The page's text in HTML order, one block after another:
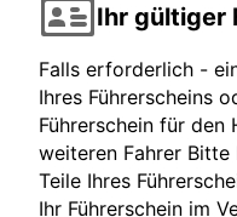
Ihr gültiger
Falls erforderlich -
Ihres Führerscheins
Führerschein für den
weiteren Fahrer Bitte
Teile Ihres
Ihr Führerschein im